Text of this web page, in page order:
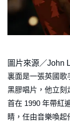
圖片來源／John
裏面是一張英國歌
黑膠唱片，他立刻
首在 1990 年帶紅
睛，任由音樂喚